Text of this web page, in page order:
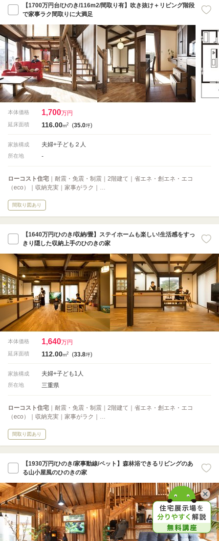
【1700万円台/ひのき/116m2/間取り有】吹き抜け＋リビング階段
で家事ラク間取りに大満足
本体価格 1,700万円
延床面積 116.00m2 (35.0坪)
家族構成 夫婦+子ども２人
所在地 -
ローコスト住宅 ｜耐震・免震・制震｜2階建て｜省エネ・創エネ・エコ
（eco）｜収納充実｜家事がラク｜…
間取り図あり
【1640万円/ひのき/収納/畳】ステイホームも楽しい!生活感をすっ
きり隠した収納上手のひのきの家
本体価格 1,640万円
延床面積 112.00m2 (33.8坪)
家族構成 夫婦+子ども1人
所在地 三重県
ローコスト住宅 ｜耐震・免震・制震｜2階建て｜省エネ・創エネ・エコ
（eco）｜収納充実｜家事がラク｜…
間取り図あり
【1930万円/ひのき/家事動線/ペット】森林浴できるリビングのあ
る山小屋風のひのきの家